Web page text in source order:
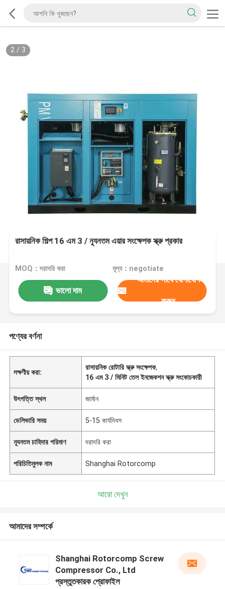
2/ 3
রাসায়নিক শিল্প 16 এম 3 / ন্যূনতম এয়ার সংক্ষেপক স্ক্রু প্রকার
MOQ：দরাদরি করা মূল্য：negotiate
ভালো দাম
আমাদের সাথে যোগাযোগ
করুন
পণ্যের বর্ণনা
লক্ষণীয় করা:
রাসায়নিক রোটারি স্ক্রু সংক্ষেপক,
16 এম 3 / মিনিট তেল ইনজেকশন স্ক্রু সংকোচকারী
উৎপত্তি স্থল জার্মান
ডেলিভারি সময় 5-15 কার্যদিবস
ন্যূনতম চাহিদার পরিমাণ দরাদরি করা
পরিচিতিমুলক নাম Shanghai Rotorcomp
আরো দেখুন
আমাদের সম্পর্কে
Shanghai Rotorcomp Screw
Compressor Co., Ltd
প্রস্তুতকারক প্রোফাইল